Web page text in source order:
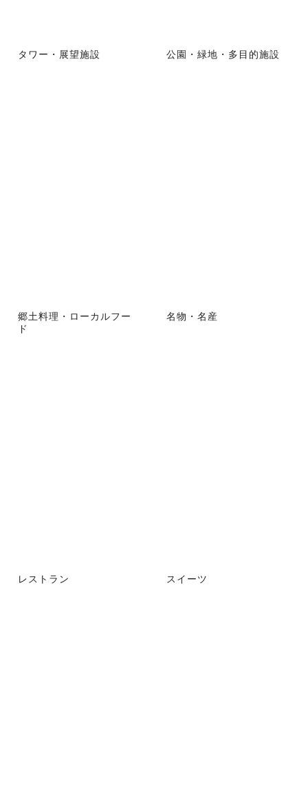
タワー・展望施設 公園・緑地・多目的施設
郷土料理・ローカルフー
ド
名物・名産
レストラン スイーツ